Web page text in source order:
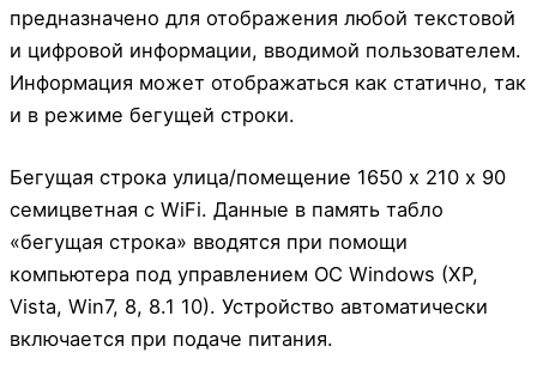
предназначено для отображения любой текстовой
и цифровой информации, вводимой пользователем.
Информация может отображаться как статично, так
и в режиме бегущей строки.
Бегущая строка улица/помещение 1650 х 210 х 90
семицветная с WiFi. Данные в память табло
«бегущая строка» вводятся при помощи
компьютера под управлением ОС Windows (XP,
Vista, Win7, 8, 8.1 10). Устройство автоматически
включается при подаче питания.